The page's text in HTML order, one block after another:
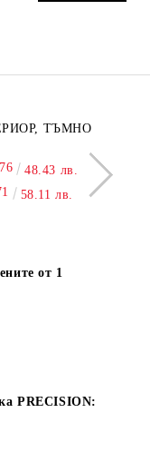
ТЪМНО
48.43 лв.
58.11 лв.
от 1
PRECISION: